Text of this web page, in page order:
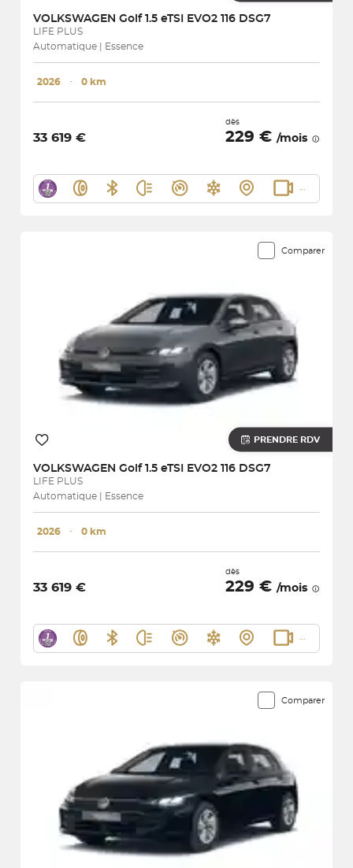
VOLKSWAGEN Golf 1.5 eTSI EVO2 116 DSG7
LIFE PLUS
Automatique | Essence
2026 ･ 0 km
33 619 €
dès
229 € /mois
Comparer
PRENDRE RDV
VOLKSWAGEN Golf 1.5 eTSI EVO2 116 DSG7
LIFE PLUS
Automatique | Essence
2026 ･ 0 km
33 619 €
dès
229 € /mois
Comparer